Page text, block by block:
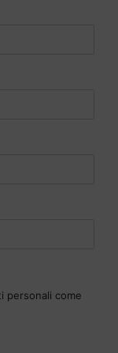
personali come